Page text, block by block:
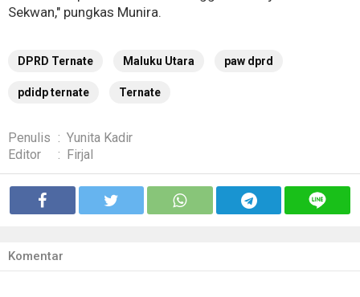
Sekwan," pungkas Munira.
DPRD Ternate Maluku Utara paw dprd
pdidp ternate Ternate
Penulis : Yunita Kadir
Editor
: Firjal
Komentar